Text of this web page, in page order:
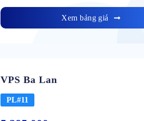
Xem bảng giá
VPS Ba Lan
PL#11